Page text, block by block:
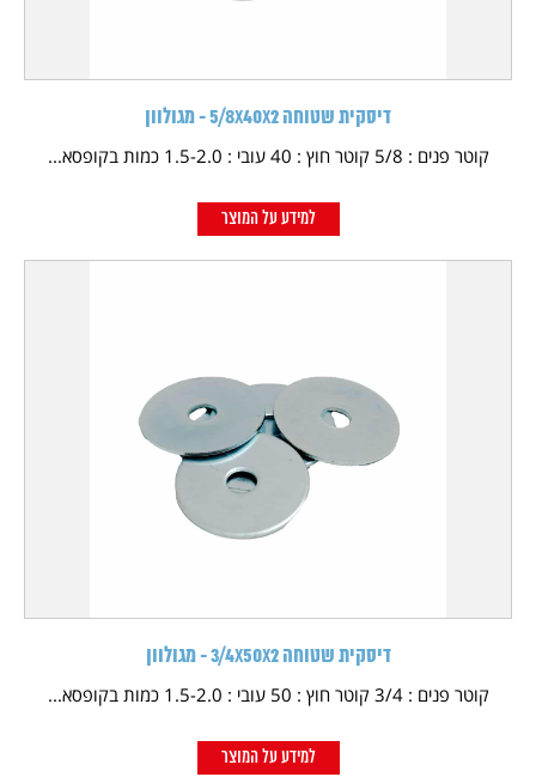
דיסקית שטוחה 5/8X40X2 - מגולוון
קוטר פנים : 5/8 קוטר חוץ : 40 עובי : 1.5-2.0 כמות בקופסא...
למידע על המוצר
דיסקית שטוחה 3/4X50X2 - מגולוון
קוטר פנים : 3/4 קוטר חוץ : 50 עובי : 1.5-2.0 כמות בקופסא...
למידע על המוצר